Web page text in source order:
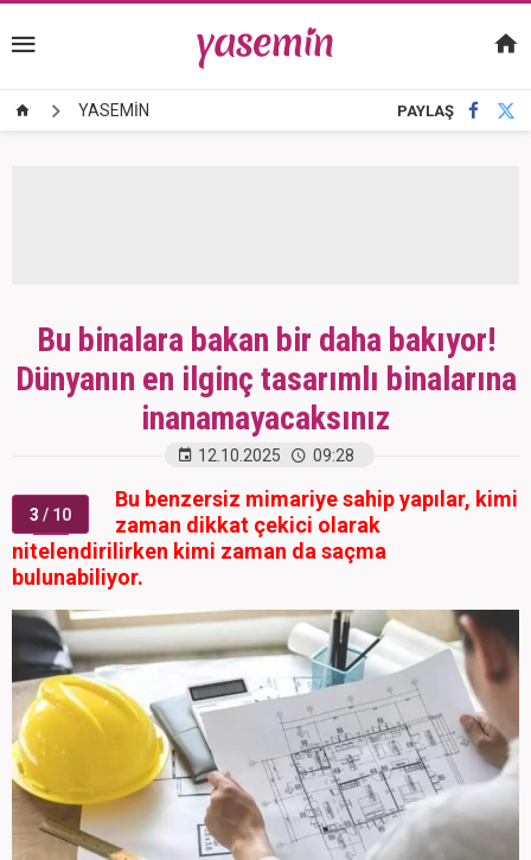
YASEMİN PAYLAŞ
Bu binalara bakan bir daha bakıyor!
Dünyanın en ilginç tasarımlı binalarına
inanamayacaksınız
12.10.2025 09:28
3 / 10
Bu benzersiz mimariye sahip yapılar, kimi
zaman dikkat çekici olarak
nitelendirilirken kimi zaman da saçma
bulunabiliyor.